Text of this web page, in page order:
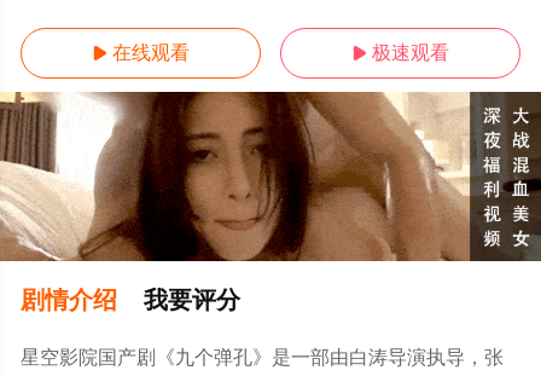
 在线观看  极速观看
剧情介绍 我要评分
星空影院国产剧《九个弹孔》是一部由白涛导演执导，张